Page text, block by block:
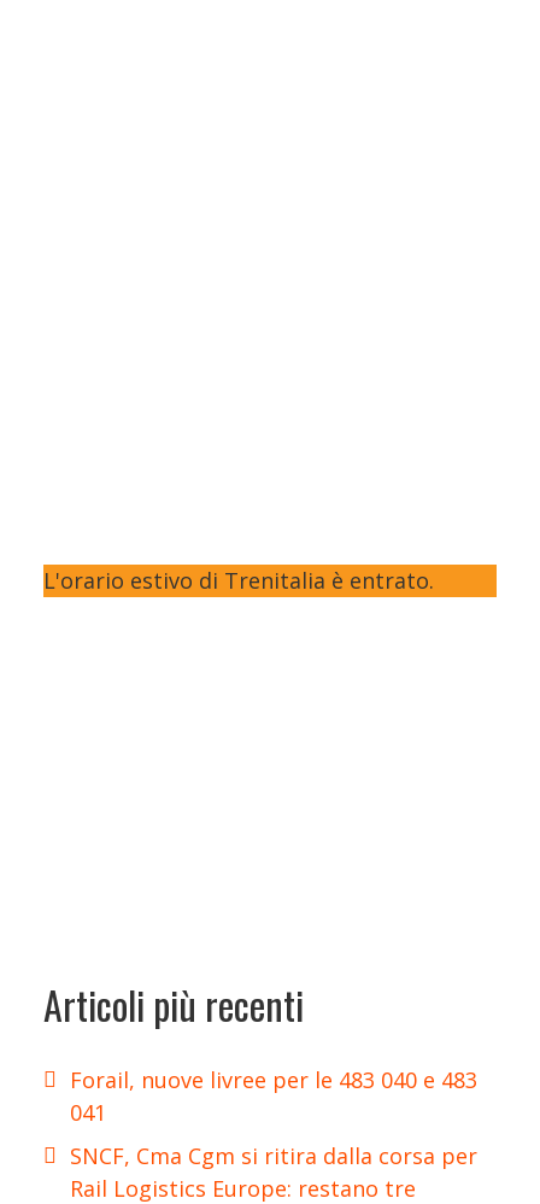
L'orario estivo di Trenitalia è entrato.
Articoli più recenti
Forail, nuove livree per le 483 040 e 483
041
SNCF, Cma Cgm si ritira dalla corsa per
Rail Logistics Europe: restano tre